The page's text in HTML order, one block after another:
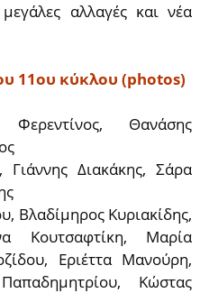
αλλαγές και νέα
11ου κύκλου (photos)
Θανάσης
Διακάκης, Σάρα
Βλαδίμηρος Κυριακίδης,
Κουτσαφτίκη, Μαρία
Εριέττα Μανούρη,
Κώστας